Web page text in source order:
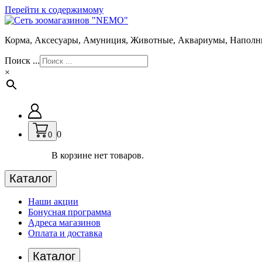
Перейти к содержимому
Корма, Аксесуары, Амуниция, Животные, Аквариумы,
Поиск ...
×
0 0
В корзине нет товаров.
Каталог
Наши акции
Бонусная программа
Адреса магазинов
Оплата и доставка
Каталог